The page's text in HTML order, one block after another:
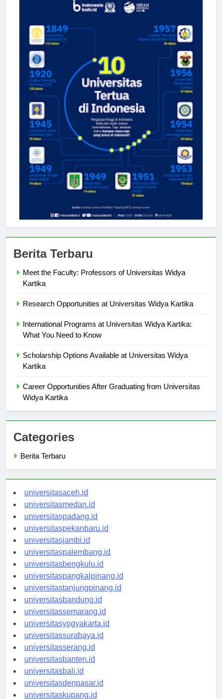
Meet the Faculty: Professors of Universitas Widya
International Programs at Universitas Widya Kartika:
Scholarship Options Available at Universitas Widya
Career Opportunities After Graduating from Universitas
Categories
universitasaceh.id
universitasmedan.id
universitaspadang.id
universitaspekanbaru.id
universitasjambi.id
universitaspalembang.id
universitasbengkulu.id
universitaspangkalpinang.id
universitastanjungpinang.id
universitasbandung.id
universitassemarang.id
universitasyogyakarta.id
universitassurabaya.id
universitasserang.id
universitasbanten.id
universitasbali.id
universitasdenpasar.id